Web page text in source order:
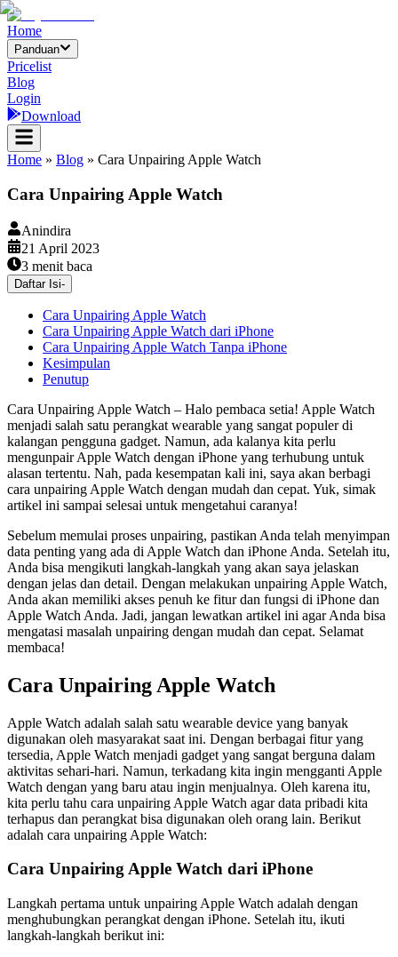
Home
Panduan
Pricelist
Blog
Login
Download
Home » Blog » Cara Unpairing Apple Watch
Cara Unpairing Apple Watch
Anindira
21 April 2023
3 menit baca
Daftar Isi-
Cara Unpairing Apple Watch
Cara Unpairing Apple Watch dari iPhone
Cara Unpairing Apple Watch Tanpa iPhone
Kesimpulan
Penutup
Cara Unpairing Apple Watch – Halo pembaca setia! Apple Watch
menjadi salah satu perangkat wearable yang sangat populer di
kalangan pengguna gadget. Namun, ada kalanya kita perlu
mengunpair Apple Watch dengan iPhone yang terhubung untuk
alasan tertentu. Nah, pada kesempatan kali ini, saya akan berbagi
cara unpairing Apple Watch dengan mudah dan cepat. Yuk, simak
artikel ini sampai selesai untuk mengetahui caranya!
Sebelum memulai proses unpairing, pastikan Anda telah menyimpan
data penting yang ada di Apple Watch dan iPhone Anda. Setelah itu,
Anda bisa mengikuti langkah-langkah yang akan saya jelaskan
dengan jelas dan detail. Dengan melakukan unpairing Apple Watch,
Anda akan memiliki akses penuh ke fitur dan fungsi di iPhone dan
Apple Watch Anda. Jadi, jangan lewatkan artikel ini agar Anda bisa
mengatasi masalah unpairing dengan mudah dan cepat. Selamat
membaca!
Cara Unpairing Apple Watch
Apple Watch adalah salah satu wearable device yang banyak
digunakan oleh masyarakat saat ini. Dengan berbagai fitur yang
tersedia, Apple Watch menjadi gadget yang sangat berguna dalam
aktivitas sehari-hari. Namun, terkadang kita ingin mengganti Apple
Watch dengan yang baru atau ingin menjualnya. Oleh karena itu,
kita perlu tahu cara unpairing Apple Watch agar data pribadi kita
terhapus dan perangkat bisa digunakan oleh orang lain. Berikut
adalah cara unpairing Apple Watch:
Cara Unpairing Apple Watch dari iPhone
Langkah pertama untuk unpairing Apple Watch adalah dengan
menghubungkan perangkat dengan iPhone. Setelah itu, ikuti
langkah-langkah berikut ini: